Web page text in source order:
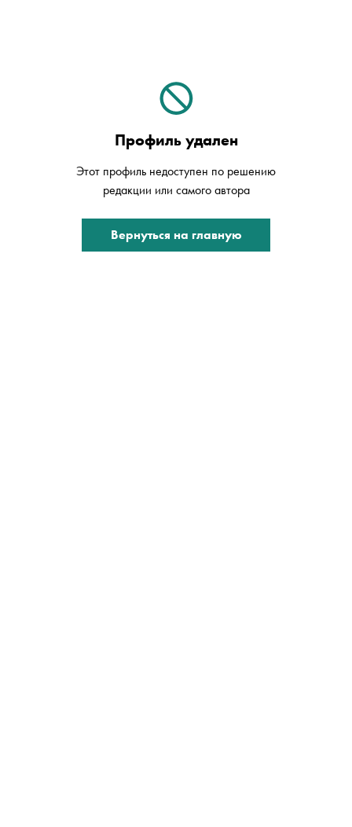
Профиль удален
Этот профиль недоступен по решению
редакции или самого автора
Вернуться на главную